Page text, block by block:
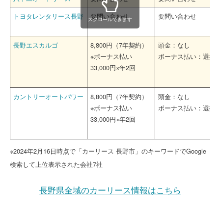
トヨタレンタリース長野
要問い合わせ 要問い合わせ
長野エスカルゴ
8,800円（7年契約）
※ボーナス払い
33,000円×年2回
頭金：なし
ボーナス払い：選択
カントリーオートパワー
8,800円（7年契約）
※ボーナス払い
33,000円×年2回
頭金：なし
ボーナス払い：選択
スクロールできます
※2024年2月16日時点で「カーリース 長野市」のキーワードでGoogle
検索して上位表示された会社7社
長野県全域のカーリース情報はこちら